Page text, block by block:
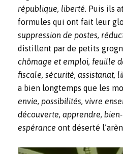
république, liberté. Puis ils
formules qui ont fait leur
suppression de postes,
distillent par de petits
chômage et emploi, feuille
fiscale, sécurité, assistanat,
a bien longtemps que les
envie, possibilités, vivre
découverte, apprendre,
espérance ont déserté